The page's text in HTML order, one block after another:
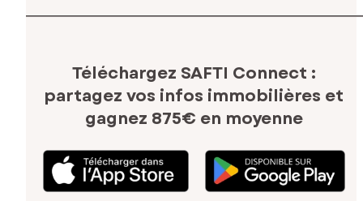
Téléchargez SAFTI Connect :
partagez vos infos immobilières et
gagnez 875€ en moyenne